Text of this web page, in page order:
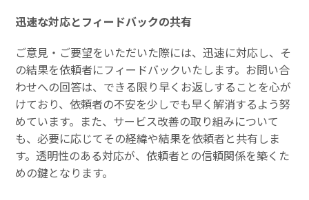
迅速な対応とフィードバックの共有
ご意見・ご要望をいただいた際には、迅速に対応し、そ
の結果を依頼者にフィードバックいたします。お問い合
わせへの回答は、できる限り早くお返しすることを心が
けており、依頼者の不安を少しでも早く解消するよう努
めています。また、サービス改善の取り組みについて
も、必要に応じてその経緯や結果を依頼者と共有しま
す。透明性のある対応が、依頼者との信頼関係を築くた
めの鍵となります。